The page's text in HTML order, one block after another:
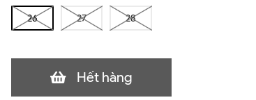
26 27 28
Hết hàng